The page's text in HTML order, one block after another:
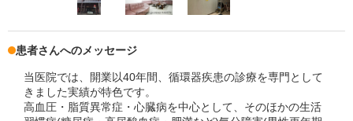
患者さんへのメッセージ
当医院では、開業以40年間、循環器疾患の診療を専門として
きました実績が特色です。
高血圧・脂質異常症・心臓病を中心として、そのほかの生活